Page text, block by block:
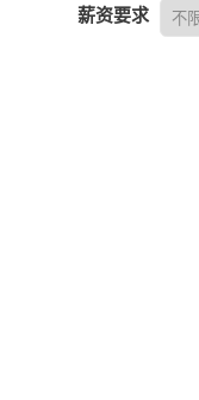
薪资要求